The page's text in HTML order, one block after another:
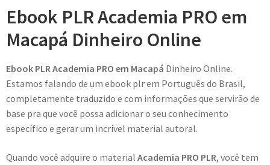
Ebook PLR Academia PRO em
Macapá Dinheiro Online
Ebook PLR Academia PRO em Macapá Dinheiro Online.
Estamos falando de um ebook plr em Português do Brasil,
completamente traduzido e com informações que servirão de
base pra que você possa adicionar o seu conhecimento
específico e gerar um incrível material autoral.
Quando você adquire o material Academia PRO PLR, você tem